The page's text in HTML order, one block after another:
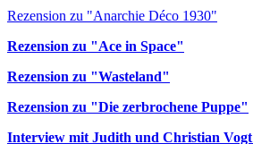
Rezension zu "Anarchie Déco 1930"
Rezension zu "Ace in Space"
Rezension zu "Wasteland"
Rezension zu "Die zerbrochene Puppe"
Interview mit Judith und Christian Vogt